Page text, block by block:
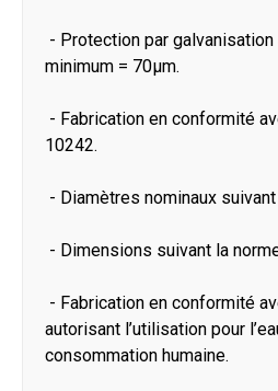
- Protection par
minimum = 70μm.
- Fabrication en conformité
10242.
- Diamètres nominaux
- Dimensions suivant la
- Fabrication en conformité
autorisant l’utilisation pour
consommation humaine.